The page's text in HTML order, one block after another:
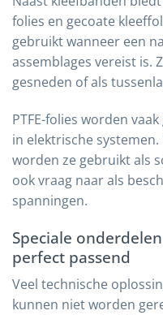
folies en gecoate
gebruikt wanneer een
assemblages vereist is.
gesneden of als
PTFE-folies worden
in elektrische
worden ze gebruikt als
ook vraag naar als
spanningen.
Speciale
perfect passend
Veel technische
kunnen niet worden